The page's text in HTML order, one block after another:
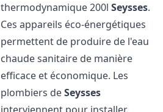
thermodynamique 200lSeysses.
Ces appareils éco-énergétiques
permettent de produire de l'eau
chaude sanitaire de manière
efficace et économique. Les
plombiers deSeysses